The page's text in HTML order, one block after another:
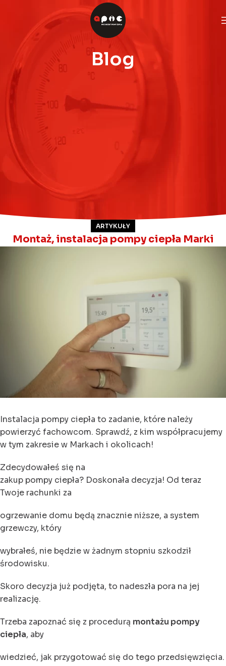
Blog
ARTYKUŁY
Montaż, instalacja pompy ciepła Marki
Instalacja pompy ciepła to zadanie, które należy
powierzyć fachowcom. Sprawdź, z kim współpracujemy
w tym zakresie w Markach i okolicach!
Zdecydowałeś się na
zakup pompy ciepła? Doskonała decyzja! Od teraz
Twoje rachunki za
ogrzewanie domu będą znacznie niższe, a system
grzewczy, który
wybrałeś, nie będzie w żadnym stopniu szkodził
środowisku.
Skoro decyzja już podjęta, to nadeszła pora na jej
realizację.
Trzeba zapoznać się z procedurą montażu pompy
ciepła, aby
wiedzieć, jak przygotować się do tego przedsięwzięcia.